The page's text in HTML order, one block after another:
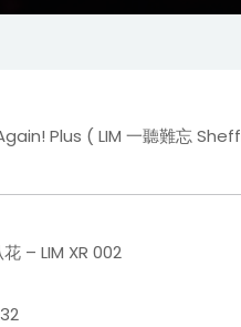
Plus ( LIM 一聽難忘
LIM XR 002